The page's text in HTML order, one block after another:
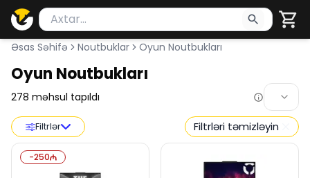
Məhsul axtar
Axtarış üçün ən azı 2 simvol yazın. Göndərmək
Əsas Səhifə Noutbuklar Oyun Noutbukları
Oyun Noutbukları
278 məhsul tapıldı
Filtrlər Filtrləri təmizləyin
-250